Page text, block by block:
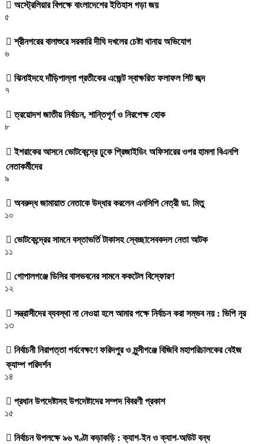
অস্ট্রেলিয়ার বিপক্ষে বাংলাদেশের ইতিহাস গড়া জয়
৫
শ্রীনগরের বালাশুরে সরকারি দীঘি দখলের চেষ্টা থানায় অভিযোগ
৬
ঝিনাইদহে দাঁড়িপাল্লা প্রতীকের এজেন্ট স্বাক্ষরিত ফলাফল শিট জব্দ
৭
ত্রয়োদশ জাতীয় নির্বাচন, শান্তিপূর্ণ ও নিরপেক্ষ হোক
৮
ইশরাকের আসনে ভোটকেন্দ্রে ঢুকে প্রিজাইডিং অফিসারের ওপর হামলা বিএনপি
নেতাকর্মীদের
৯
অবরুদ্ধ জামায়াত নেতাকে উদ্ধার করলেন এনসিপি নেত্রী ডা. মিতু
১০
ভোটকেন্দ্রের সামনে বস্তাভর্তি টাকাসহ স্বেচ্ছাসেবকদল নেতা আটক
১১
গোপালগঞ্জে ডিসির বাসভবনের সামনে ককটেল বিস্ফোরণ
১২
সন্ত্রাসীদের ব্যবস্থা না নেওয়া হলে আমার পক্ষে নির্বাচন করা সম্ভব নয় : ভিপি নূর
১৩
নির্বাচনী নিরাপত্তা পর্যবেক্ষণে ফরিদপুর ও মুন্সীগঞ্জে বিজিবি মহাপরিচালকের বেইজ
ক্যাম্প পরিদর্শন
১৪
প্রধান উপদেষ্টাসহ উপদেষ্টাদের সম্পদ বিবরণী প্রকাশ
১৫
নির্বাচন উপলক্ষে ৯৬ ঘণ্টা কড়াকড়ি : ক্যাশ-ইন ও ক্যাশ-আউট বন্ধ